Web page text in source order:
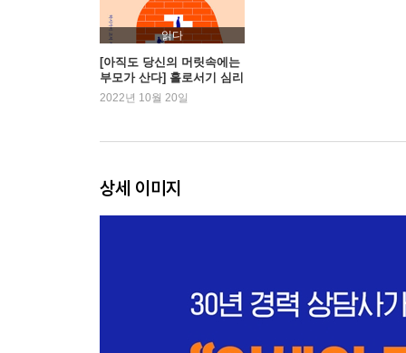
다섯 가지 사례로 배우는 ‘머릿속 부모’ 찾기
제4장 나보다 머릿속 부모의 감정부터 밝혀라
우리는 머릿속 부모의 감정을 안고 살아간다
제5장 머릿속 부모에게서 독립하는 법
운명을 빌려 ‘원체험’ 바로잡기
원하는 대로 현실을 보여주는 뇌 만들기
읽다
[아직도 당신의 머릿속에는
부모가 산다] 홀로서기 심리
학
2022년 10월 20일
상세 이미지